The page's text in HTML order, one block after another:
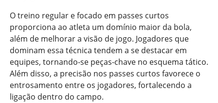
O treino regular e focado em passes curtos
proporciona ao atleta um domínio maior da bola,
além de melhorar a visão de jogo. Jogadores que
dominam essa técnica tendem a se destacar em
equipes, tornando-se peças-chave no esquema tático.
Além disso, a precisão nos passes curtos favorece o
entrosamento entre os jogadores, fortalecendo a
ligação dentro do campo.